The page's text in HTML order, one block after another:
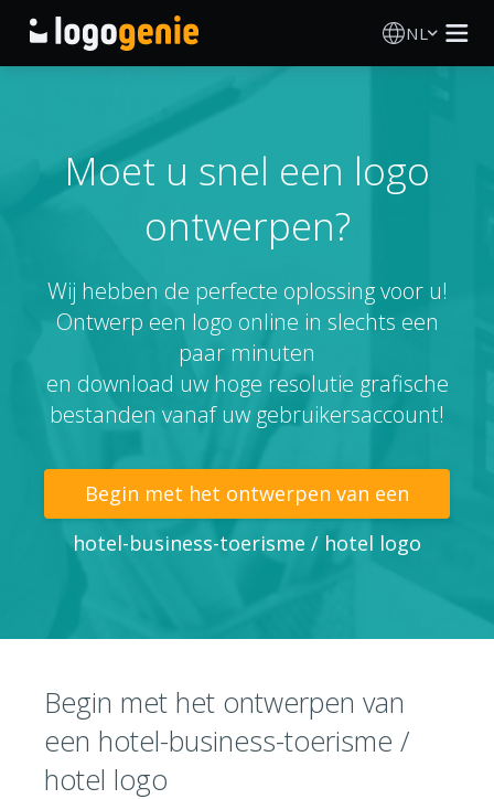
NL
AI logogenerator
Logo-ideeën
Gedrukte producten
Over
Blog
INLOGGEN
Moet u snel een logo
ontwerpen?
Wij hebben de perfecte oplossing voor u!
Ontwerp een logo online in slechts een
paar minuten
en download uw hoge resolutie grafische
bestanden vanaf uw gebruikersaccount!
Begin met het ontwerpen van een
hotel-business-toerisme / hotel logo
Begin met het ontwerpen van
een hotel-business-toerisme /
hotel logo